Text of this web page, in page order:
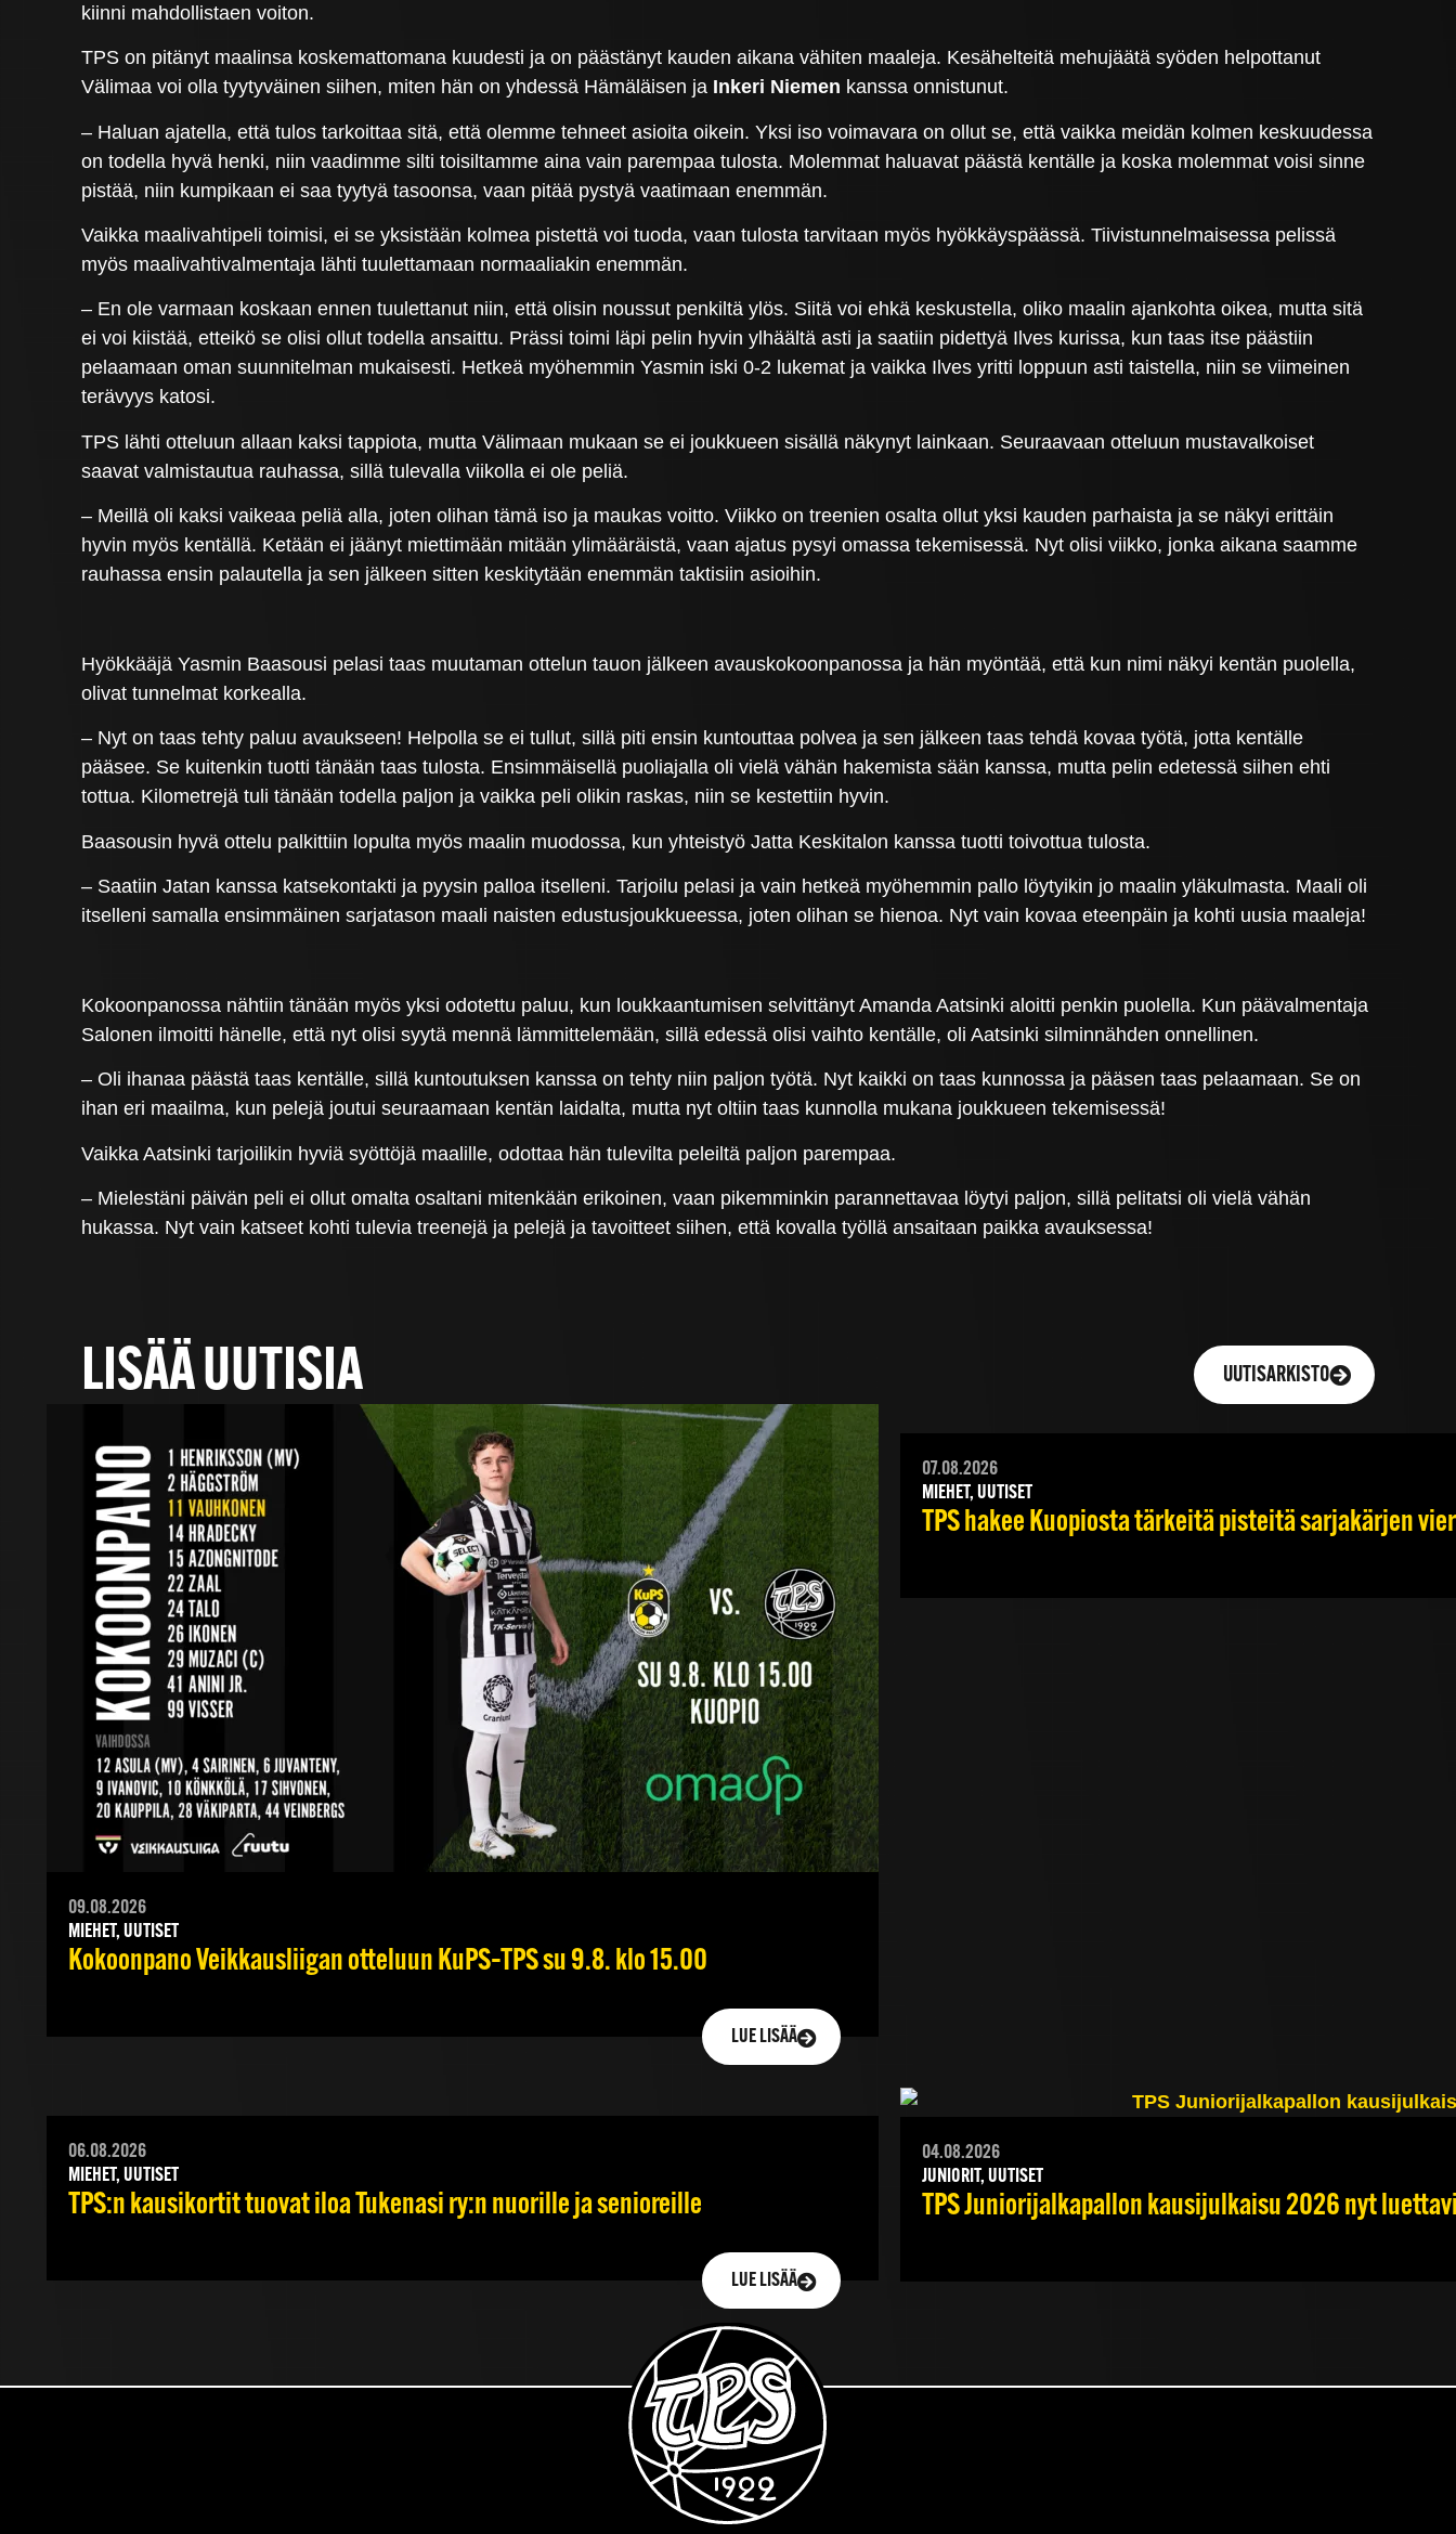
kiinni mahdollistaen voiton.
TPS on pitänyt maalinsa koskemattomana kuudesti ja on päästänyt kauden aikana vähiten maaleja. Kesähelteitä mehujäätä syöden helpottanut
Välimaa voi olla tyytyväinen siihen, miten hän on yhdessä Hämäläisen ja Inkeri Niemen kanssa onnistunut.
– Haluan ajatella, että tulos tarkoittaa sitä, että olemme tehneet asioita oikein. Yksi iso voimavara on ollut se, että vaikka meidän kolmen keskuudessa
on todella hyvä henki, niin vaadimme silti toisiltamme aina vain parempaa tulosta. Molemmat haluavat päästä kentälle ja koska molemmat voisi sinne
pistää, niin kumpikaan ei saa tyytyä tasoonsa, vaan pitää pystyä vaatimaan enemmän.
Vaikka maalivahtipeli toimisi, ei se yksistään kolmea pistettä voi tuoda, vaan tulosta tarvitaan myös hyökkäyspäässä. Tiivistunnelmaisessa pelissä
myös maalivahtivalmentaja lähti tuulettamaan normaaliakin enemmän.
– En ole varmaan koskaan ennen tuulettanut niin, että olisin noussut penkiltä ylös. Siitä voi ehkä keskustella, oliko maalin ajankohta oikea, mutta sitä
ei voi kiistää, etteikö se olisi ollut todella ansaittu. Prässi toimi läpi pelin hyvin ylhäältä asti ja saatiin pidettyä Ilves kurissa, kun taas itse päästiin
pelaamaan oman suunnitelman mukaisesti. Hetkeä myöhemmin Yasmin iski 0-2 lukemat ja vaikka Ilves yritti loppuun asti taistella, niin se viimeinen
terävyys katosi.
TPS lähti otteluun allaan kaksi tappiota, mutta Välimaan mukaan se ei joukkueen sisällä näkynyt lainkaan. Seuraavaan otteluun mustavalkoiset
saavat valmistautua rauhassa, sillä tulevalla viikolla ei ole peliä.
– Meillä oli kaksi vaikeaa peliä alla, joten olihan tämä iso ja maukas voitto. Viikko on treenien osalta ollut yksi kauden parhaista ja se näkyi erittäin
hyvin myös kentällä. Ketään ei jäänyt miettimään mitään ylimääräistä, vaan ajatus pysyi omassa tekemisessä. Nyt olisi viikko, jonka aikana saamme
rauhassa ensin palautella ja sen jälkeen sitten keskitytään enemmän taktisiin asioihin.
Hyökkääjä Yasmin Baasousi pelasi taas muutaman ottelun tauon jälkeen avauskokoonpanossa ja hän myöntää, että kun nimi näkyi kentän puolella,
olivat tunnelmat korkealla.
– Nyt on taas tehty paluu avaukseen! Helpolla se ei tullut, sillä piti ensin kuntouttaa polvea ja sen jälkeen taas tehdä kovaa työtä, jotta kentälle
pääsee. Se kuitenkin tuotti tänään taas tulosta. Ensimmäisellä puoliajalla oli vielä vähän hakemista sään kanssa, mutta pelin edetessä siihen ehti
tottua. Kilometrejä tuli tänään todella paljon ja vaikka peli olikin raskas, niin se kestettiin hyvin.
Baasousin hyvä ottelu palkittiin lopulta myös maalin muodossa, kun yhteistyö Jatta Keskitalon kanssa tuotti toivottua tulosta.
– Saatiin Jatan kanssa katsekontakti ja pyysin palloa itselleni. Tarjoilu pelasi ja vain hetkeä myöhemmin pallo löytyikin jo maalin yläkulmasta. Maali oli
itselleni samalla ensimmäinen sarjatason maali naisten edustusjoukkueessa, joten olihan se hienoa. Nyt vain kovaa eteenpäin ja kohti uusia maaleja!
Kokoonpanossa nähtiin tänään myös yksi odotettu paluu, kun loukkaantumisen selvittänyt Amanda Aatsinki aloitti penkin puolella. Kun päävalmentaja
Salonen ilmoitti hänelle, että nyt olisi syytä mennä lämmittelemään, sillä edessä olisi vaihto kentälle, oli Aatsinki silminnähden onnellinen.
– Oli ihanaa päästä taas kentälle, sillä kuntoutuksen kanssa on tehty niin paljon työtä. Nyt kaikki on taas kunnossa ja pääsen taas pelaamaan. Se on
ihan eri maailma, kun pelejä joutui seuraamaan kentän laidalta, mutta nyt oltiin taas kunnolla mukana joukkueen tekemisessä!
Vaikka Aatsinki tarjoilikin hyviä syöttöjä maalille, odottaa hän tulevilta peleiltä paljon parempaa.
– Mielestäni päivän peli ei ollut omalta osaltani mitenkään erikoinen, vaan pikemminkin parannettavaa löytyi paljon, sillä pelitatsi oli vielä vähän
hukassa. Nyt vain katseet kohti tulevia treenejä ja pelejä ja tavoitteet siihen, että kovalla työllä ansaitaan paikka avauksessa!
LISÄÄ UUTISIA UUTISARKISTO
09.08.2026
MIEHET, UUTISET
Kokoonpano Veikkausliigan otteluun KuPS–TPS su 9.8. klo 15.00
LUE LISÄÄ
07.08.2026
MIEHET, UUTISET
TPS hakee Kuopiosta tärkeitä pisteitä sarjakärjen
06.08.2026
MIEHET, UUTISET
TPS:n kausikortit tuovat iloa Tukenasi ry:n nuorille ja senioreille
LUE LISÄÄ
04.08.2026
JUNIORIT, UUTISET
TPS Juniorijalkapallon kausijulkaisu 2026 nyt